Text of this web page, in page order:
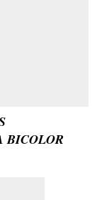
BICOLOR